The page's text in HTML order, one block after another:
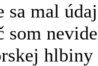
sa mal
som
hlbiny